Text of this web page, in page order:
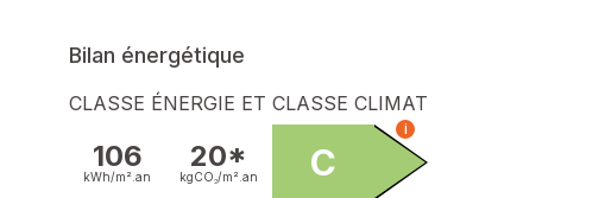
Le bien comprend 2 lots, et il est situé dans une copropriété de
pas l'objet d'une procédure citée à l'article L. 721-1 du code de la
Les informations sur les risques auxquels ce bien est exposé sont
Prix de vente : 269 000 €
Bilan énergétique
CLASSE ÉNERGIE ET CLASSE CLIMAT
106
kWh/m². an
20*
kgCO₂/m². an C
i